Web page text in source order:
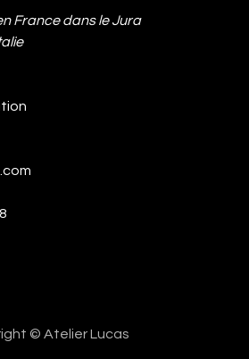
France dans le Jura
© Atelier Lucas